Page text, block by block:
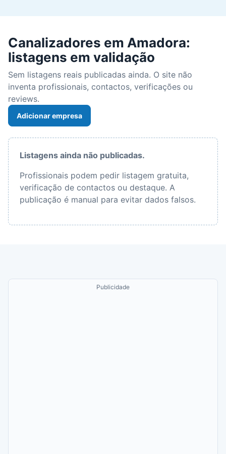
Canalizadores em Amadora:
listagens em validação
Sem listagens reais publicadas ainda. O site não
inventa profissionais, contactos, verificações ou
reviews.
Adicionar empresa
Listagens ainda não publicadas.
Profissionais podem pedir listagem gratuita,
verificação de contactos ou destaque. A
publicação é manual para evitar dados falsos.
Publicidade